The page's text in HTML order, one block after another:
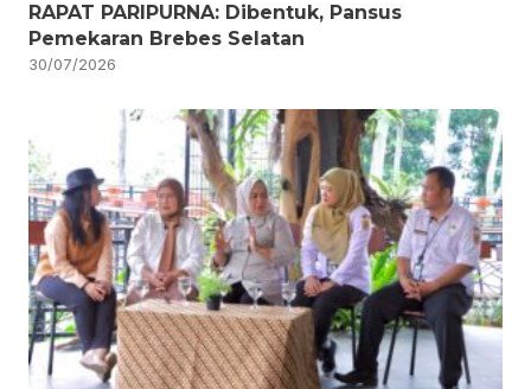
RAPAT PARIPURNA: Dibentuk, Pansus
Pemekaran Brebes Selatan
30/07/2026